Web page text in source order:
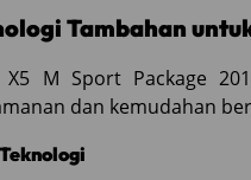
Tambahan
X5 M Sport Package
dan kemudahan